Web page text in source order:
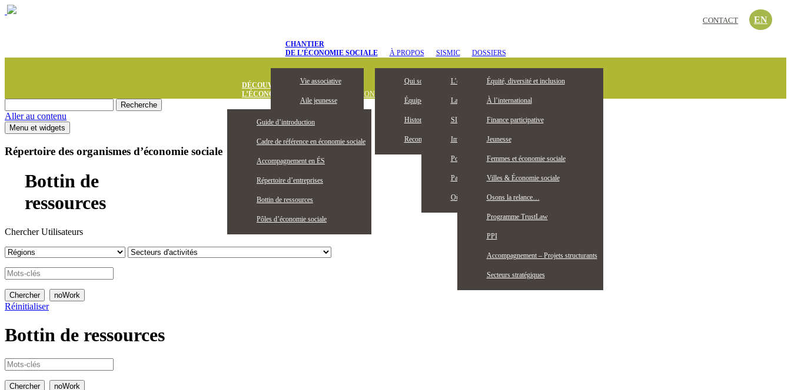
CHANTIER
DE L’ÉCONOMIE SOCIALE
Vie associative
Aile jeunesse
Devenez membre
Membres honoraires
Publications
Partenaires
Actualités
À PROPOS
Qui sommes-nous
Équipe
Historique
Reconnaissance territoriale
SISMIC
L’entrepreneuriat collectif, c’est quoi?
La Bourse Entrepreneuriat collectif jeunesse
SISMIC, c’est quoi?
Impacts SISMIC
Portraits SISMIC
Partenaires nationaux
Où nous trouver
DOSSIERS
Équité, diversité et inclusion
À l’international
Finance participative
Jeunesse
Femmes et économie sociale
Villes & Économie sociale
Osons la relance…
Programme TrustLaw
PPI
Accompagnement – Projets structurants
Secteurs stratégiques
DÉCOUVREZ
L’ÉCONOMIE SOCIALE
Guide d’introduction
Cadre de référence en économie sociale
Accompagnement en ÉS
Répertoire d’entreprises
Bottin de ressources
Pôles d’économie sociale
DÉFINITION OUTILS ET PUBLICATIONS OFFRES D’EMPLOI
CONTACT EN
Aller au contenu
Menu et widgets
Répertoire des organismes d’économie sociale
Bottin de
ressources
Chercher Utilisateurs
Réinitialiser
Bottin de ressources